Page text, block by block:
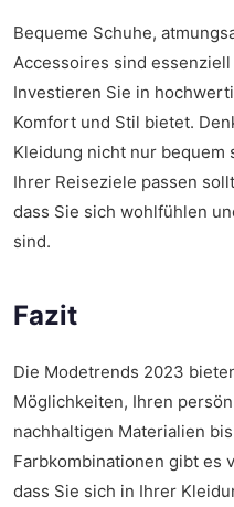
Bequeme Schuhe,
Accessoires sind
Investieren Sie in
Komfort und Stil bietet.
Kleidung nicht nur bequem
Ihrer Reiseziele passen
dass Sie sich wohlfühlen
sind.
Fazit
Die Modetrends 2023
Möglichkeiten, Ihren
nachhaltigen Materialien
Farbkombinationen gibt es
dass Sie sich in Ihrer